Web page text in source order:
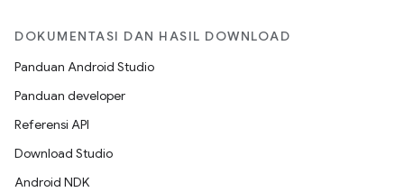
DOKUMENTASI DAN HASIL DOWNLOAD
Panduan Android Studio
Panduan developer
Referensi API
Download Studio
Android NDK